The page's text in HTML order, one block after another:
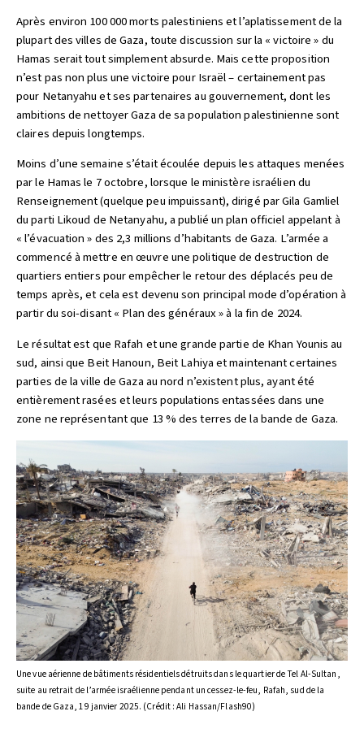
Après environ 100 000 morts palestiniens et l’aplatissement de la
plupart des villes de Gaza, toute discussion sur la « victoire » du
Hamas serait tout simplement absurde. Mais cette proposition
n’est pas non plus une victoire pour Israël – certainement pas
pour Netanyahu et ses partenaires au gouvernement, dont les
ambitions de nettoyer Gaza de sa population palestinienne sont
claires depuis longtemps.
Moins d’une semaine s’était écoulée depuis les attaques menées
par le Hamas le 7 octobre, lorsque le ministère israélien du
Renseignement (quelque peu impuissant), dirigé par Gila Gamliel
du parti Likoud de Netanyahu, a publié un plan officiel appelant à
« l’évacuation » des 2,3 millions d’habitants de Gaza. L’armée a
commencé à mettre en œuvre une politique de destruction de
quartiers entiers pour empêcher le retour des déplacés peu de
temps après, et cela est devenu son principal mode d’opération à
partir du soi-disant « Plan des généraux » à la fin de 2024.
Le résultat est que Rafah et une grande partie de Khan Younis au
sud, ainsi que Beit Hanoun, Beit Lahiya et maintenant certaines
parties de la ville de Gaza au nord n’existent plus, ayant été
entièrement rasées et leurs populations entassées dans une
zone ne représentant que 13 % des terres de la bande de Gaza.
Une vue aérienne de bâtiments résidentiels détruits dans le quartier de Tel Al-Sultan,
suite au retrait de l’armée israélienne pendant un cessez-le-feu, Rafah, sud de la
bande de Gaza, 19 janvier 2025. (Crédit : Ali Hassan/Flash90)